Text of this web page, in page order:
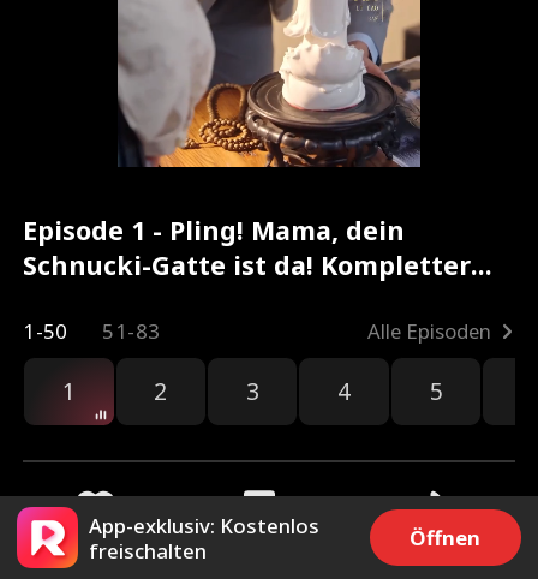
Episode 1 - Pling! Mama, dein
Schnucki-Gatte ist da! Kompletter
1-50 51-83 Alle Episoden
1 2 3 4 5
676 Teilen
App-exklusiv: Kostenlos
freischalten
Öffnen